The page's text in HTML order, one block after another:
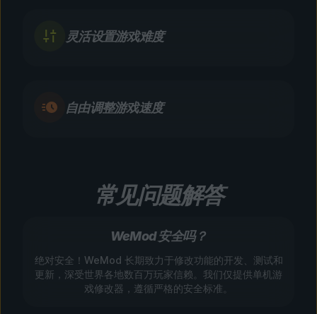
灵活设置游戏难度
自由调整游戏速度
常见问题解答
WeMod 安全吗？
绝对安全！WeMod 长期致力于修改功能的开发、测试和
更新，深受世界各地数百万玩家信赖。我们仅提供单机游
戏修改器，遵循严格的安全标准。